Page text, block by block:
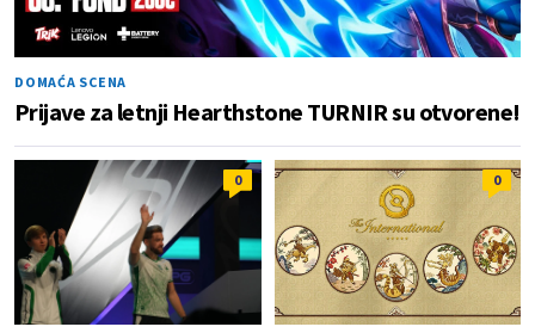
DOMAĆA SCENA
Prijave za letnji Hearthstone TURNIR su otvorene!
0 0